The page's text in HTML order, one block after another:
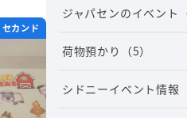
カンド
ジャパセンのイベント
荷物預かり （5）
シドニーイベント情報